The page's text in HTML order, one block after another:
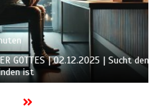
| 02.12.2025 | Sucht den